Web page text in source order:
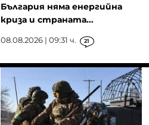
България няма енергийна
криза и страната...
08.08.2026 | 09:31 ч. 21